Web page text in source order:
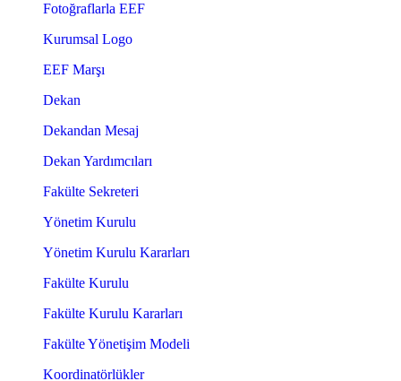
Fotoğraflarla EEF
Kurumsal Logo
EEF Marşı
Dekan
Dekandan Mesaj
Dekan Yardımcıları
Fakülte Sekreteri
Yönetim Kurulu
Yönetim Kurulu Kararları
Fakülte Kurulu
Fakülte Kurulu Kararları
Fakülte Yönetişim Modeli
Koordinatörlükler